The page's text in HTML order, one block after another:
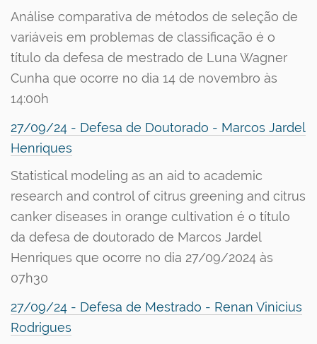
Análise comparativa de métodos de seleção de
variáveis em problemas de classificação é o
título da defesa de mestrado de Luna Wagner
Cunha que ocorre no dia 14 de novembro às
14:00h
27/09/24 - Defesa de Doutorado - Marcos Jardel
Henriques
Statistical modeling as an aid to academic
research and control of citrus greening and citrus
canker diseases in orange cultivation é o título
da defesa de doutorado de Marcos Jardel
Henriques que ocorre no dia 27/09/2024 às
07h30
27/09/24 - Defesa de Mestrado - Renan Vinicius
Rodrigues